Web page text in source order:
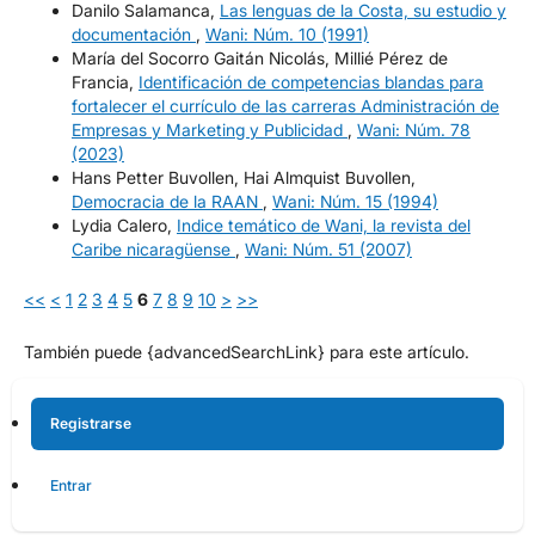
Danilo Salamanca, Las lenguas de la Costa, su estudio y
documentación , Wani: Núm. 10 (1991)
María del Socorro Gaitán Nicolás, Millié Pérez de
Francia, Identificación de competencias blandas para
fortalecer el currículo de las carreras Administración de
Empresas y Marketing y Publicidad , Wani: Núm. 78
(2023)
Hans Petter Buvollen, Hai Almquist Buvollen,
Democracia de la RAAN , Wani: Núm. 15 (1994)
Lydia Calero, Indice temático de Wani, la revista del
Caribe nicaragüense , Wani: Núm. 51 (2007)
<< < 1 2 3 4 5 6 7 8 9 10 > >>
También puede {advancedSearchLink} para este artículo.
Registrarse
Entrar